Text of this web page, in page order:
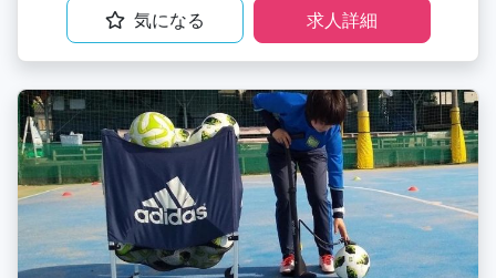
気になる 求人詳細